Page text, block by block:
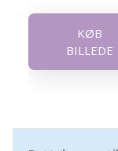
KØB
BILLEDE